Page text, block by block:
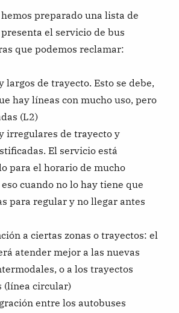
preparado una lista de
el servicio de bus
que podemos reclamar:
largos de trayecto. Esto se debe,
hay líneas con mucho uso, pero
(L2)
irregulares de trayecto y
El servicio está
para el horario de mucho
cuando no lo hay tiene que
para regular y no llegar antes
a ciertas zonas o trayectos: el
atender mejor a las nuevas
o a los trayectos
(línea circular)
entre los autobuses